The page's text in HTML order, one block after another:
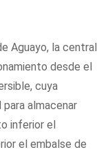
Aguayo, la central
desde el
cuya
almacenar
inferior el
el embalse de